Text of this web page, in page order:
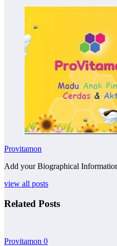
Provitamon
Add your Biographical
view all posts
Related Posts
Provitamon 0